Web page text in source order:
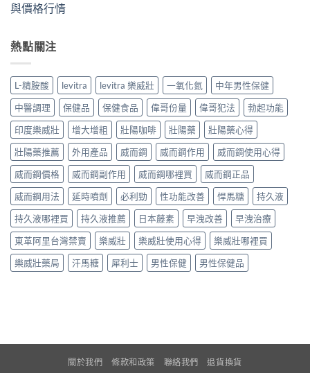
與價格行情
熱點關注
L-精胺酸 levitra levitra 樂威壯 一氧化氮
中年男性保健
中醫調理
保健品 保健食品 偉哥份量 偉哥犯法
勃起功能
印度樂威壯
增大增粗 壯陽咖啡 壯陽藥
壯陽藥心得
壯陽藥推薦
外用產品 威而鋼 威而鋼作用
威而鋼使用心得
威而鋼價格
威而鋼副作用 威而鋼哪裡買
威而鋼正品
威而鋼用法
延時噴劑 必利勁 性功能改善 悍馬糖
持久液
持久液哪裡買
持久液推薦 日本藤素 早洩改善
早洩治療
東革阿里台灣禁賣
樂威壯 樂威壯使用心得
樂威壯哪裡買
樂威壯藥局
汗馬糖 犀利士 男性保健 男性保健品
關於我們 條款和政策 聯絡我們 退貨換貨